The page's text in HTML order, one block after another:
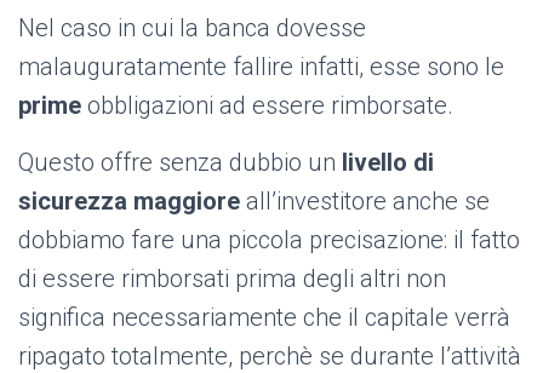
Nel caso in cui la banca dovesse
malauguratamente fallire infatti, esse sono le
prime obbligazioni ad essere rimborsate.
Questo offre senza dubbio un livello di
sicurezza maggiore all’investitore anche se
dobbiamo fare una piccola precisazione: il fatto
di essere rimborsati prima degli altri non
significa necessariamente che il capitale verrà
ripagato totalmente, perchè se durante l’attività